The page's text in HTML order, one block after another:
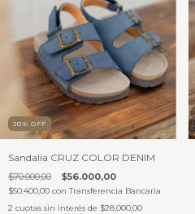
20% OFF
Sandalia CRUZ COLOR DENIM
$70.000,00 $56.000,00
$50.400,00 con Transferencia Bancaria
2 cuotas sin interés de $28.000,00